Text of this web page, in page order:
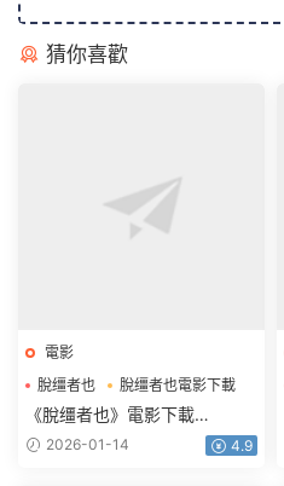
猜你喜歡
電影
脫缰者也
脫缰者也電影下載
《脫缰者也》電影下載
1080p.HD國語中字
2026-01-14 4.9